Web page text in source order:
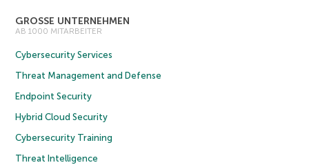
GROSSE UNTERNEHMEN
AB 1000 MITARBEITER
Cybersecurity Services
Threat Management and Defense
Endpoint Security
Hybrid Cloud Security
Cybersecurity Training
Threat Intelligence